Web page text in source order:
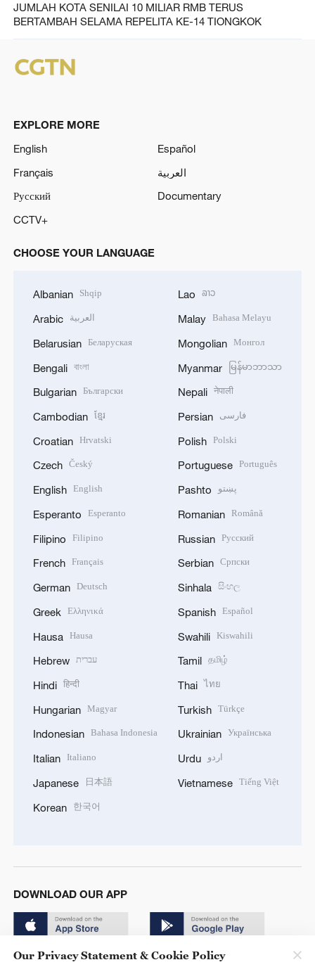
JUMLAH KOTA SENILAI 10 MILIAR RMB TERUS
BERTAMBAH SELAMA REPELITA KE-14 TIONGKOK
EXPLORE MORE
English
Español
Français
العربية
Русский
Documentary
CCTV+
CHOOSE YOUR LANGUAGE
Albanian Shqip
Arabic العربية
Belarusian Беларуская
Bengali বাংলা
Bulgarian Български
Cambodian ខ្មែរ
Croatian Hrvatski
Czech Český
English English
Esperanto Esperanto
Filipino Filipino
French Français
German Deutsch
Greek Ελληνικά
Hausa Hausa
Hebrew עברית
Hindi हिन्दी
Hungarian Magyar
Indonesian Bahasa Indonesia
Italian Italiano
Japanese 日本語
Korean 한국어
Lao ລາວ
Malay Bahasa Melayu
Mongolian Монгол
Myanmar မြန်မာဘာသာ
Nepali नेपाली
Persian فارسی
Polish Polski
Portuguese Português
Pashto پښتو
Romanian Română
Russian Русский
Serbian Српски
Sinhala සිංහල
Spanish Español
Swahili Kiswahili
Tamil தமிழ்
Thai ไทย
Turkish Türkçe
Ukrainian Українська
Urdu اردو
Vietnamese Tiếng Việt
DOWNLOAD OUR APP
Our Privacy Statement & Cookie Policy